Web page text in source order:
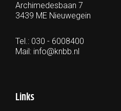
Archimedesbaan 7
3439 ME Nieuwegein
Tel.: 030 - 6008400
Mail: info@knbb.nl
Links